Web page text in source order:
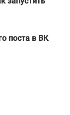
поста в ВК